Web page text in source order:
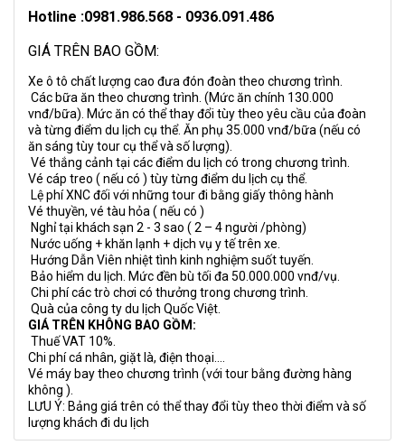
Hotline :0981.986.568 - 0936.091.486
GIÁ TRÊN BAO GỒM:
Xe ô tô chất lượng cao đưa đón đoàn theo chương trình.
Các bữa ăn theo chương trình. (Mức ăn chính 130.000
vnđ/bữa). Mức ăn có thể thay đổi tùy theo yêu cầu của đoàn
và từng điểm du lịch cụ thể. Ăn phụ 35.000 vnđ/bữa (nếu có
ăn sáng tùy tour cụ thể và số lượng).
Vé thắng cảnh tại các điểm du lịch có trong chương trình.
Vé cáp treo ( nếu có ) tùy từng điểm du lịch cụ thể.
Lệ phí XNC đối với những tour đi bằng giấy thông hành
Vé thuyền, vé tàu hỏa ( nếu có )
Nghỉ tại khách sạn 2 - 3 sao ( 2 – 4 người /phòng)
Nước uống + khăn lạnh + dịch vụ y tế trên xe.
Hướng Dẫn Viên nhiệt tình kinh nghiệm suốt tuyến.
Bảo hiểm du lịch. Mức đền bù tối đa 50.000.000 vnđ/vụ.
Chi phí các trò chơi có thưởng trong chương trình.
Quà của công ty du lịch Quốc Việt.
GIÁ TRÊN KHÔNG BAO GỒM:
Thuế VAT 10%.
Chi phí cá nhân, giặt là, điện thoại….
Vé máy bay theo chương trình (với tour bằng đường hàng
không ).
LƯU Ý: Bảng giá trên có thể thay đổi tùy theo thời điểm và số
lượng khách đi du lịch